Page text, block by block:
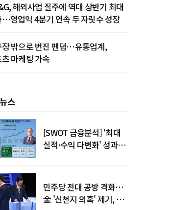
해외사업 질주에 역대 상반기 최대
…영업익 4분기 연속 두 자릿수 성장
장 밖으로 번진 팬덤…유통업계,
마케팅 가속
스
[SWOT 금융분석] '최대
실적·수익 다변화' 성과…
민주당 전대 공방 격화…
金 '신천지 의혹' 제기, 鄭